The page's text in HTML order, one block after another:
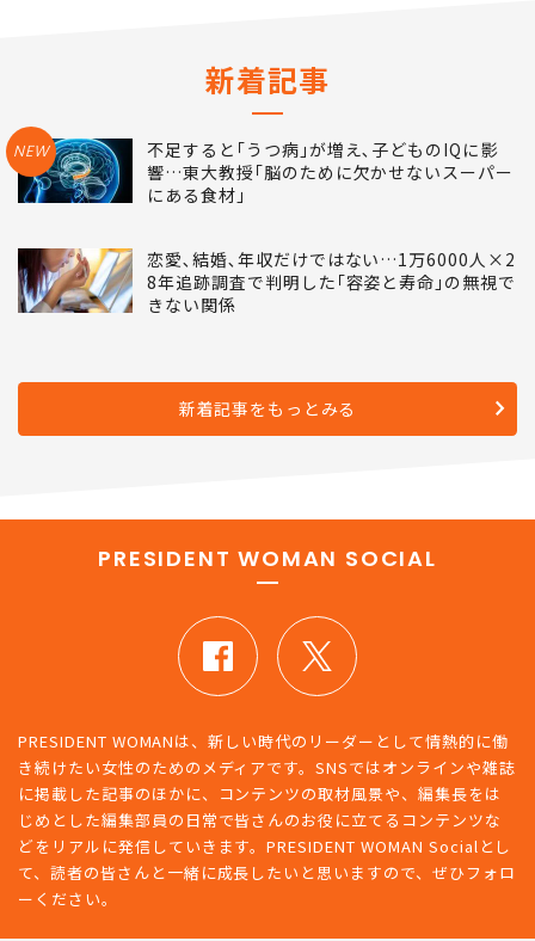
新着記事
NEW
不足すると｢うつ病｣が増え､子どものIQに影
響…東大教授｢脳のために欠かせないスーパー
にある食材｣
恋愛､結婚､年収だけではない…1万6000人×2
8年追跡調査で判明した｢容姿と寿命｣の無視で
きない関係
新着記事をもっとみる
PRESIDENT WOMAN SOCIAL
PRESIDENT WOMANは、新しい時代のリーダーとして情熱的に働
き続けたい女性のためのメディアです。SNSではオンラインや雑誌
に掲載した記事のほかに、コンテンツの取材風景や、編集長をは
じめとした編集部員の日常で皆さんのお役に立てるコンテンツな
どをリアルに発信していきます。PRESIDENT WOMAN Socialとし
て、読者の皆さんと一緒に成長したいと思いますので、ぜひフォロ
ーください。